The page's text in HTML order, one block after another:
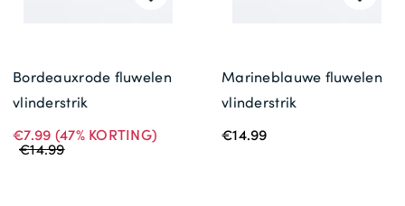
Bordeauxrode fluwelen
vlinderstrik
€7.99 (47% KORTING)
€14.99
Marineblauwe fluwelen
vlinderstrik
€14.99